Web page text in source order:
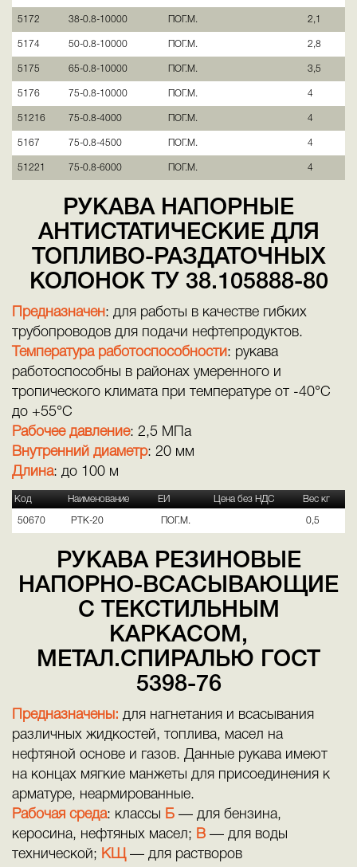
5172 38-0.8-10000 ПОГ.М. 2,1
5174 50-0.8-10000 ПОГ.М. 2,8
5175 65-0.8-10000 ПОГ.М. 3,5
5176 75-0.8-10000 ПОГ.М. 4
51216 75-0.8-4000 ПОГ.М. 4
5167 75-0.8-4500 ПОГ.М. 4
51221 75-0.8-6000 ПОГ.М. 4
РУКАВА НАПОРНЫЕ
АНТИСТАТИЧЕСКИЕ ДЛЯ
ТОПЛИВО-РАЗДАТОЧНЫХ
КОЛОНОК ТУ 38.105888-80
Предназначен: для работы в качестве гибких
трубопроводов для подачи нефтепродуктов.
Температура работоспособности: рукава
работоспособны в районах умеренного и
тропического климата при температуре от -40°С
до +55°С
Рабочее давление: 2,5 МПа
Внутренний диаметр: 20 мм
Длина: до 100 м
Код Наименование ЕИ Цена без НДС Вес кг
50670 РТК-20 ПОГ.М. 0,5
РУКАВА РЕЗИНОВЫЕ
НАПОРНО-ВСАСЫВАЮЩИЕ
С ТЕКСТИЛЬНЫМ
КАРКАСОМ,
МЕТАЛ.СПИРАЛЬЮ ГОСТ
5398-76
Предназначены: для нагнетания и всасывания
различных жидкостей, топлива, масел на
нефтяной основе и газов. Данные рукава имеют
на концах мягкие манжеты для присоединения к
арматуре, неармированные.
Рабочая среда: классы Б — для бензина,
керосина, нефтяных масел; В — для воды
технической; КЩ— для растворов